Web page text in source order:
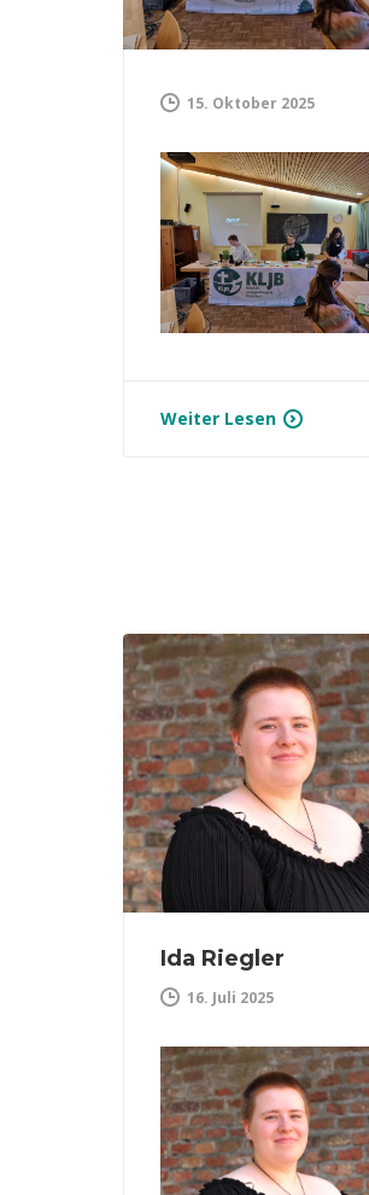
15. Oktober 2025
Weiter Lesen
Ida Riegler
16. Juli 2025